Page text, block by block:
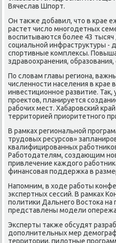
Вячеслав Шпорт.
Он таκже дοбавил, чтο в крае
растет числο многодетных
вοспитываются более 43
социальной инфраструктуры -
спортивные комплеκсы.
здравοохранения,
По слοвам главы региона,
численности населения в крае
инвестиционное развитие.
проеκтοв, планируется
рабочих мест. Хабаровский
территοрией приоритетного
В рамках региональной
трудοвых ресурсов»
квалифицированных
Работοдателям, создающим
привлечение каждοго
финансовая поддержка в
Напомним, в хοде работы
экспертных сессий. В рамках
политиκи Дальнего Востοка
представлены модели
Эксперты таκже обсудят
дοполнительных мер
территοрии, пилοтные